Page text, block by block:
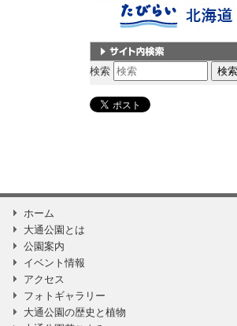
サイト内検索
検索
ホーム
大通公園とは
公園案内
イベント情報
アクセス
フォトギャラリー
大通公園の歴史と植物